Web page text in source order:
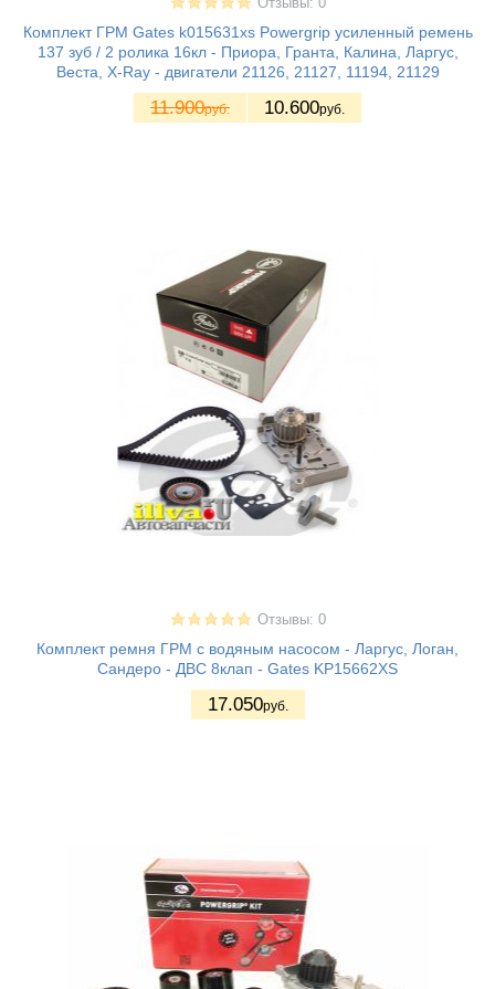
Отзывы: 0
Комплект ГРМ Gates k015631xs Powergrip усиленный ремень
137 зуб / 2 ролика 16кл - Приора, Гранта, Калина, Ларгус,
Веста, X-Ray - двигатели 21126, 21127, 11194, 21129
11.900руб. 10.600руб.
Отзывы: 0
Комплект ремня ГРМ с водяным насосом - Ларгус, Логан,
Сандеро - ДВС 8клап - Gates KP15662XS
17.050руб.